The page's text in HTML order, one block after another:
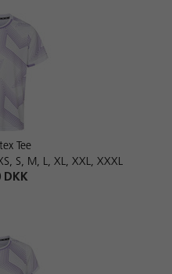
Tee
S, M, L, XL, XXL, XXXL
DKK